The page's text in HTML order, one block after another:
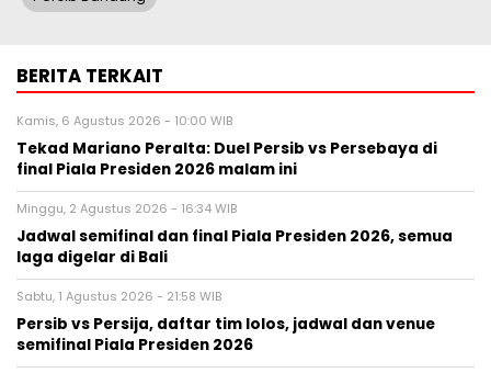
BERITA TERKAIT
Kamis, 6 Agustus 2026 - 10:00 WIB
Tekad Mariano Peralta: Duel Persib vs Persebaya di
final Piala Presiden 2026 malam ini
Minggu, 2 Agustus 2026 - 16:34 WIB
Jadwal semifinal dan final Piala Presiden 2026, semua
laga digelar di Bali
Sabtu, 1 Agustus 2026 - 21:58 WIB
Persib vs Persija, daftar tim lolos, jadwal dan venue
semifinal Piala Presiden 2026